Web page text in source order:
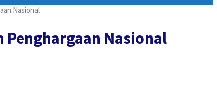
Nasional
Penghargaan Nasional